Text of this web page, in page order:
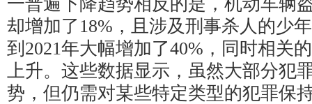
却增加了18%，且涉及刑事杀人的少
到2021年大幅增加了40%，同时相关
上升。这些数据显示，虽然大部分犯
势，但仍需对某些特定类型的犯罪保